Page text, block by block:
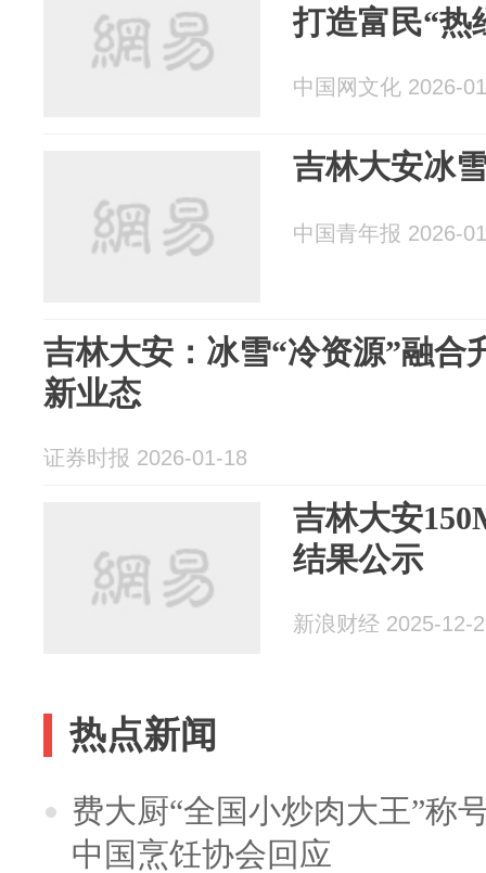
打造富民“热
中国网文化 2026-
吉林大安冰
中国青年报 2026-
吉林大安：冰雪“冷资源”融合
新业态
证券时报 2026-01-18
吉林大安
结果公示
新浪财经 2025-12-
热点新闻
费大厨“全国小炒肉大王”称
中国烹饪协会回应